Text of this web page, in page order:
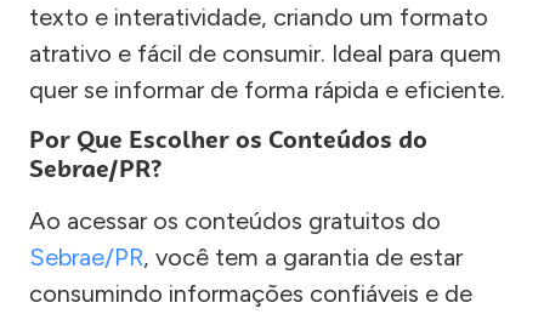
texto e interatividade, criando um formato
atrativo e fácil de consumir. Ideal para quem
quer se informar de forma rápida e eficiente.
Por Que Escolher os Conteúdos do
Sebrae/PR?
Ao acessar os conteúdos gratuitos do
Sebrae/PR, você tem a garantia de estar
consumindo informações confiáveis e de